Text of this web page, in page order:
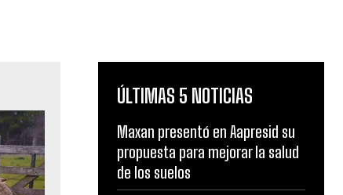
ÚLTIMAS 5 NOTICIAS
Maxan presentó en Aapresid su
propuesta para mejorar la salud
de los suelos